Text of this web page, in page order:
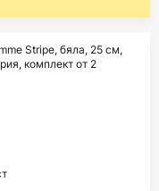
Stripe, бяла, 25 см,
комплект от 2